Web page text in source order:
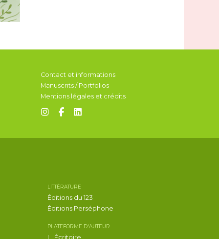
Contact et informations
Manuscrits / Portfolios
Mentions légales et crédits
LITTÉRATURE
Éditions du 123
Éditions Perséphone
PLATEFORME D'AUTEUR
L_Écritoire